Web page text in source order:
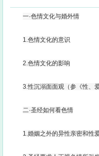
一·色情文化与婚外情
1.色情文化的意识
2.色情文化的影响
3.性沉溺面面观（参《性、
二·圣经如何看色情
1.婚姻之外的异性亲密和性